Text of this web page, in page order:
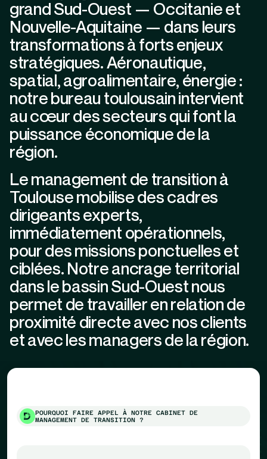
grand Sud-Ouest — Occitanie et
Nouvelle-Aquitaine — dans leurs
transformations à forts enjeux
stratégiques. Aéronautique,
spatial, agroalimentaire, énergie :
notre bureau toulousain intervient
au cœur des secteurs qui font la
puissance économique de la
région.
Le management de transition à
Toulouse mobilise des cadres
dirigeants experts,
immédiatement opérationnels,
pour des missions ponctuelles et
ciblées. Notre ancrage territorial
dans le bassin Sud-Ouest nous
permet de travailler en relation de
proximité directe avec nos clients
et avec les managers de la région.
POURQUOI FAIRE APPEL À NOTRE CABINET DE
MANAGEMENT DE TRANSITION ?